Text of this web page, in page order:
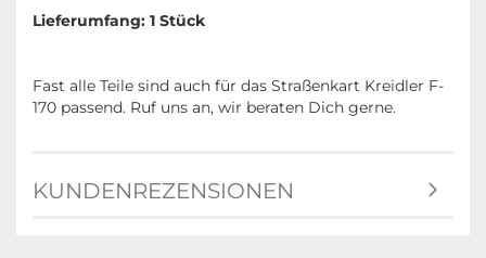
Lieferumfang: 1 Stück
Fast alle Teile sind auch für das Straßenkart Kreidler F-
170 passend. Ruf uns an, wir beraten Dich gerne.
KUNDENREZENSIONEN